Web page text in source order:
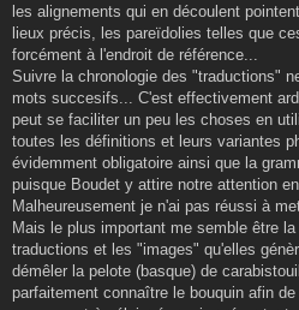
les alignements qui en découlent
lieux précis, les pareïdolies telles que
forcément à l'endroit de référence...
Suivre la chronologie des "traductions"
mots succesifs... C'est effectivement
peut se faciliter un peu les choses en
toutes les définitions et leurs variantes
évidemment obligatoire ainsi que la
puisque Boudet y attire notre attention
Malheureusement je n'ai pas réussi à
Mais le plus important me semble être
traductions et les "images" qu'elles
démêler la pelote (basque) de
parfaitement connaître le bouquin afin